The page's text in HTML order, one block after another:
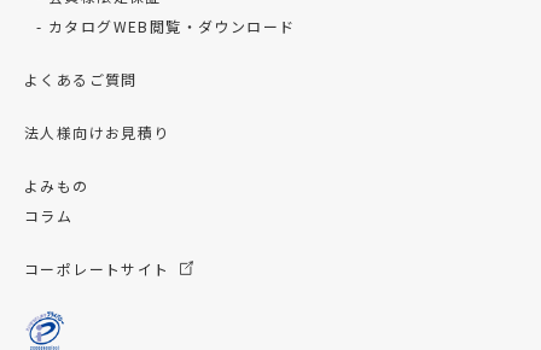
カタログWEB閲覧・ダウンロード
よくあるご質問
法人様向けお見積り
よみもの
コラム
コーポレートサイト